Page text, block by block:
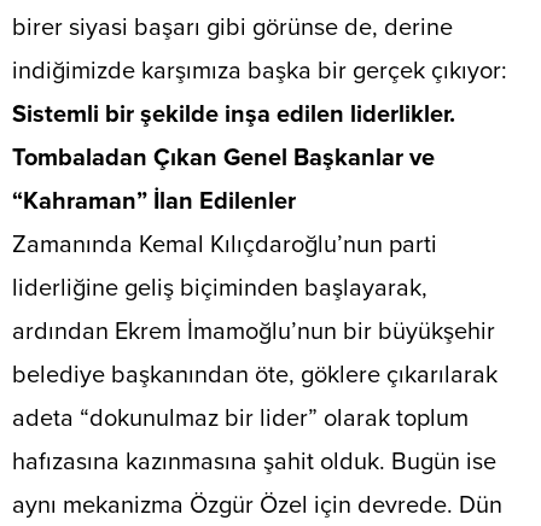
birer siyasi başarı gibi görünse de, derine
indiğimizde karşımıza başka bir gerçek çıkıyor:
Sistemli bir şekilde inşa edilen liderlikler.
​Tombaladan Çıkan Genel Başkanlar ve
“Kahraman” İlan Edilenler
​Zamanında Kemal Kılıçdaroğlu’nun parti
liderliğine geliş biçiminden başlayarak,
ardından Ekrem İmamoğlu’nun bir büyükşehir
belediye başkanından öte, göklere çıkarılarak
adeta “dokunulmaz bir lider” olarak toplum
hafızasına kazınmasına şahit olduk. Bugün ise
aynı mekanizma Özgür Özel için devrede. Dün